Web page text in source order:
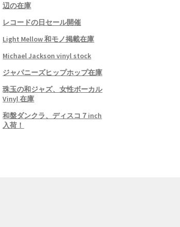
辺の在庫
レコードの日セール開催
Light Mellow 和モノ掲載在庫
Michael Jackson vinyl stock
ジャパニーズヒップホップ在庫
珠玉の和ジャズ、女性ボーカル
Vinyl 在庫
和盤ダンクラ、ディスコ７inch
入荷！